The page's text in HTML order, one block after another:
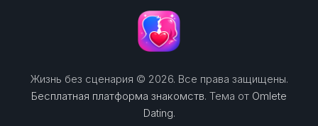
Жизнь без сценария © 2026. Все права защищены.
Бесплатная платформа знакомств. Тема от Omlete
Dating.